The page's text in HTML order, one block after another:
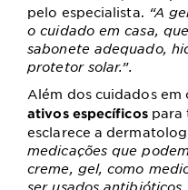
pelo especialista. “A
o cuidado em casa,
sabonete adequado,
protetor solar.”.
Além dos cuidados em
ativos específicospara
esclarece a
medicações que
creme, gel, como